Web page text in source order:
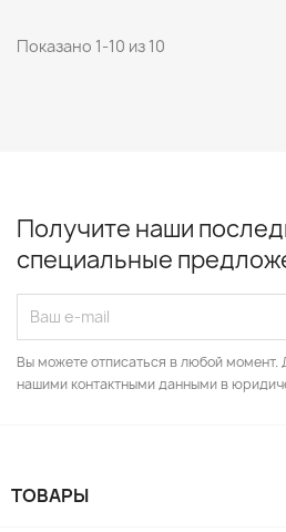
Показано 1-10 из 10
Получите наши
специальные
Вы можете отписаться в любой момент.
нашими контактными данными в
ТОВАРЫ